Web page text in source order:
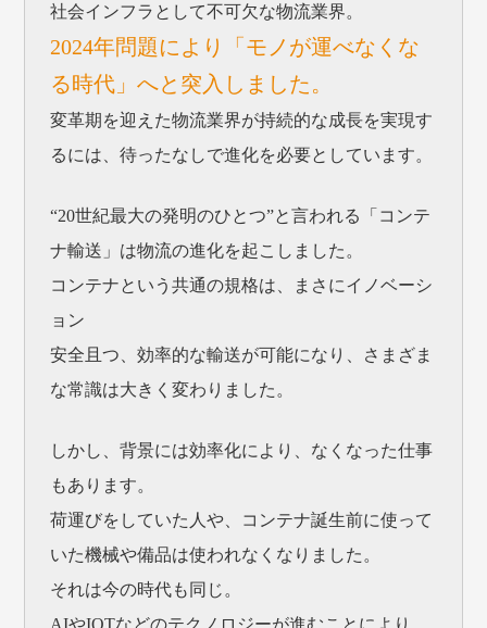
社会インフラとして不可欠な物流業界。
2024年問題により「モノが運べなくな
る時代」へと突入しました。
変革期を迎えた物流業界が持続的な成長を実現す
るには、待ったなしで進化を必要としています。
“20世紀最大の発明のひとつ”と言われる「コンテ
ナ輸送」は物流の進化を起こしました。
コンテナという共通の規格は、まさにイノベーシ
ョン
安全且つ、効率的な輸送が可能になり、さまざま
な常識は大きく変わりました。
しかし、背景には効率化により、なくなった仕事
もあります。
荷運びをしていた人や、コンテナ誕生前に使って
いた機械や備品は使われなくなりました。
それは今の時代も同じ。